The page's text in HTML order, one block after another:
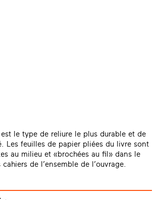
le type de reliure le plus durable et de
Les feuilles de papier pliées du livre sont
au milieu et «brochées au fil» dans le
de l’ensemble de l’ouvrage.